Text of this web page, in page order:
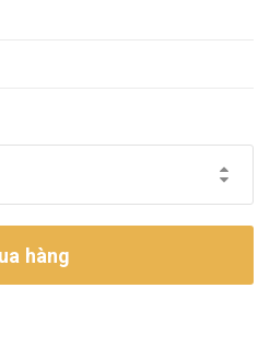
hàng